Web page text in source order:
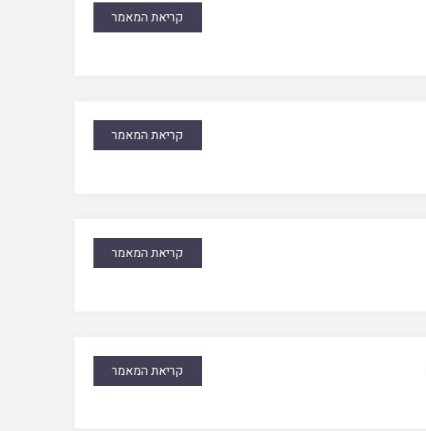
קריאת המאמר
קריאת המאמר
קריאת המאמר
קריאת המאמר